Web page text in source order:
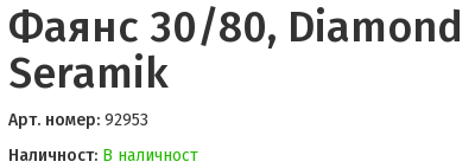
Фаянс 30/80, Diamond
Seramik
Арт. номер: 92953
Наличност: В наличност